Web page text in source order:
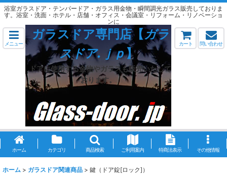
浴室ガラスドア・テンパードア・ガラス用金物・瞬間調光ガラス販売しておりま
す。浴室・洗面・ホテル・店舗・オフィス・会議室・リフォーム・リノベーショ
ンに
メニュー
ガラスドア専門店【ガラ
スドア.ｊｐ】
ドアに使用する金物やガラスも販売いたして
おります。
カート 問い合わせ
ホーム カテゴリ 商品検索 ご利用案内 特商法表示 その他情報
ホーム > ガラスドア関連商品 > 鍵（ドア錠[ロック]）